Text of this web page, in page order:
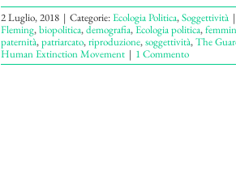
2 Luglio, 2018 | Categorie:Ecologia Politica,Soggettività |
Fleming,biopolitica,demografia,Ecologia politica,
paternità,patriarcato,riproduzione,soggettività,The
Human Extinction Movement | 1 Commento